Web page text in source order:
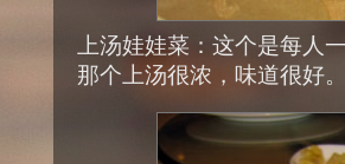
上汤娃娃菜：这个是每人
那个上汤很浓，味道很好